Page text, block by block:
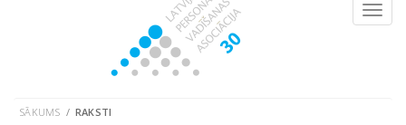
SĀKUMS RAKSTI